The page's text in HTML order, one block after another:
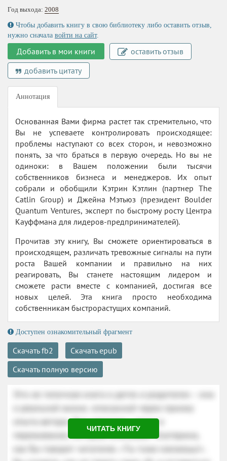
Год выхода: 2008
Чтобы добавить книгу в свою библиотеку либо оставить отзыв,
нужно сначала войти на сайт.
Добавить в мои книги
оставить отзыв
добавить цитату
Аннотация
Основанная Вами фирма растет так стремительно, что
Вы не успеваете контролировать происходящее:
проблемы наступают со всех сторон, и невозможно
понять, за что браться в первую очередь. Но вы не
одиноки: в Вашем положении были тысячи
собственников бизнеса и менеджеров. Их опыт
собрали и обобщили Кэтрин Кэтлин (партнер The
Catlin Group) и Джейна Мэтьюз (президент Boulder
Quantum Ventures, эксперт по быстрому росту Центра
Кауффмана для лидеров-предпринимателей).
Прочитав эту книгу, Вы сможете ориентироваться в
происходящем, различать тревожные сигналы на пути
роста Вашей компании и правильно на них
реагировать, Вы станете настоящим лидером и
сможете расти вместе с компанией, достигая все
новых целей. Эта книга просто необходима
собственникам быстрорастущих компаний.
Доступен ознакомительный фрагмент
Скачать fb2
Скачать epub
Скачать полную версию
ЧИТАТЬ КНИГУ